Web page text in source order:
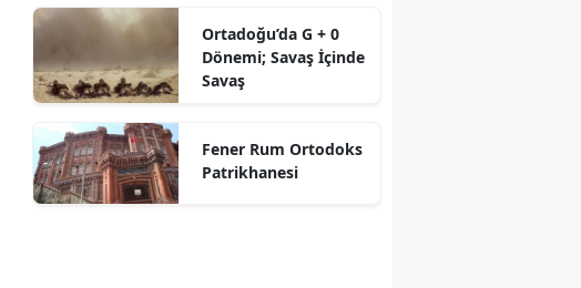
Ortadoğu’da G + 0
Dönemi; Savaş İçinde
Savaş
Fener Rum Ortodoks
Patrikhanesi